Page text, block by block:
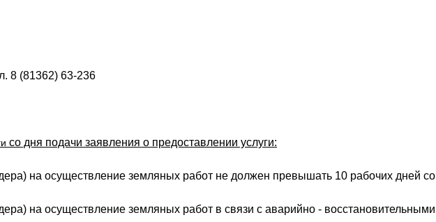
8 (81362) 63-236
со дня подачи заявления о предоставлении услуги:
на осуществление земляных работ не должен превышать 10 рабочих дней
на осуществление земляных работ в связи с аварийно -